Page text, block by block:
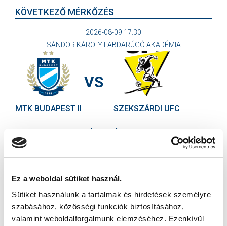
Ez a weboldal sütiket használ.
Sütiket használunk a tartalmak és hirdetések személyre
szabásához, közösségi funkciók biztosításához,
valamint weboldalforgalmunk elemzéséhez. Ezenkívül
KÖVETKEZŐ MÉRKŐZÉS
2026-08-09 17:30
SÁNDOR KÁROLY LABDARÚGÓ AKADÉMIA
MTK BUDAPEST II
VS
SZEKSZÁRDI UFC
Ne maradjon le egy eseményről sem! Iratkozzon fel ingyenes